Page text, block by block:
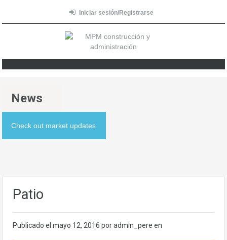
Iniciar sesión/Registrarse
News
Check out market updates
Patio
Publicado el mayo 12, 2016 por admin_pere en